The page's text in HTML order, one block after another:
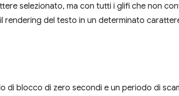
selezionato, ma con tutti i glifi che non
rendering del testo in un determinato
di blocco di zero secondi e un periodo di